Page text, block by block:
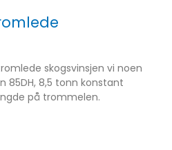
skogsvinsjen vi noen
85DH, 8,5 tonn konstant
på trommelen.